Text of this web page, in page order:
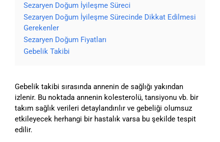
Sezaryen Doğum İyileşme Süreci
Sezaryen Doğum İyileşme Sürecinde Dikkat Edilmesi
Gerekenler
Sezaryen Doğum Fiyatları
Gebelik Takibi
Gebelik takibi sırasında annenin de sağlığı yakından
izlenir. Bu noktada annenin kolesterolü, tansiyonu vb. bir
takım sağlık verileri detaylandırılır ve gebeliği olumsuz
etkileyecek herhangi bir hastalık varsa bu şekilde tespit
edilir.